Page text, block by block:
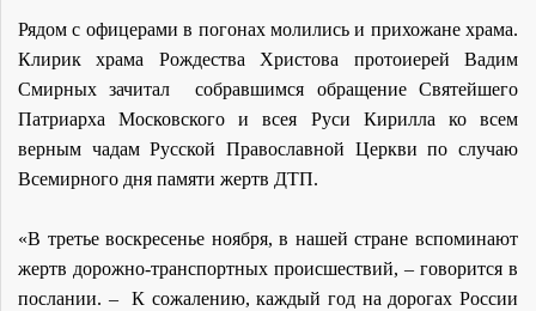
Рядом с офицерами в погонах молились и прихожане храма.
Клирик храма Рождества Христова протоиерей Вадим
Смирных зачитал
собравшимся обращение Святейшего
Патриарха Московского и всея Руси Кирилла ко всем
верным чадам Русской Православной Церкви по случаю
Всемирного дня памяти жертв ДТП.
«В третье воскресенье ноября, в нашей стране вспоминают
жертв дорожно-транспортных происшествий, – говорится в
послании. – К сожалению, каждый год на дорогах России